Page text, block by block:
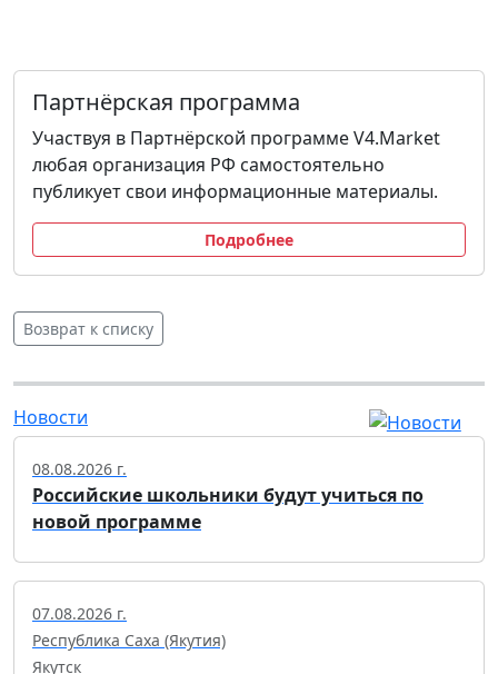
Партнёрская программа
Участвуя в Партнёрской программе V4.Market
любая организация РФ самостоятельно
публикует свои информационные материалы.
Подробнее
Возврат к списку
Новости
08.08.2026 г.
Российские школьники будут учиться по
новой программе
07.08.2026 г.
Республика Саха (Якутия)
Якутск